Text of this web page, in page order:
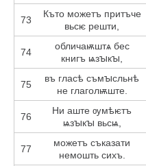
73
Къто можетъ притъче
вьсѥ решти,
74
обличаѭштѧ бес
книгъ ѩзꙑкꙑ,
75
въ гласѣ съмꙑсльнѣ
не глаголѭште.
76
Ни аште ѹмѣѥтъ
ѩзꙑкꙑ вьсѩ,
77
можетъ съказати
немошть сихъ.